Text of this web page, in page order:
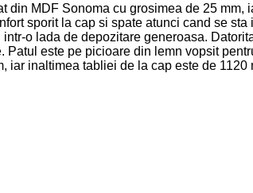
MDF Sonoma cu grosimea de 25 mm,
sporit la cap si spate atunci cand se
o lada de depozitare generoasa.
este pe picioare din lemn vopsit
iar inaltimea tabliei de la cap este de 1120